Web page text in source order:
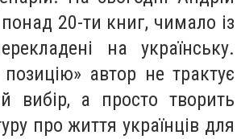
20-ти книг, чимало із
на українську.
автор не трактує
вибір, а просто творить
про життя українців для